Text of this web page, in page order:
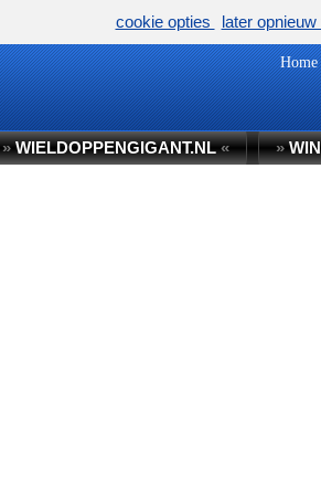
Home
»WIELDOPPENGIGANT.NL« »
cookie opties later opnieuw